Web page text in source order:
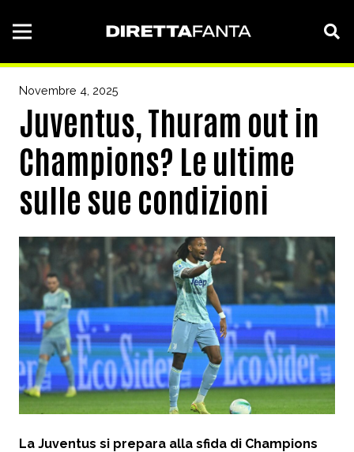
Novembre 4, 2025
Juventus, Thuram out in
Champions? Le ultime
sulle sue condizioni
La Juventus si prepara alla sfida di Champions